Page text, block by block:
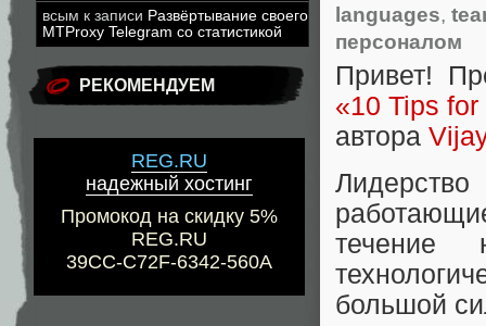
всым к записи Развёртывание своего
MTProxy Telegram со статистикой
РЕКОМЕНДУЕМ
REG.RU
надежный хостинг
Промокод на скидку 5%
REG.RU
39CC-C72F-6342-560A
languages,
персоналом
Привет!
«10 Tips
автора
течение
большой